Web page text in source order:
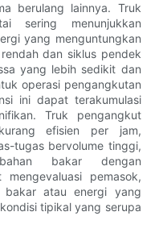
berulang lainnya. Truk
sering menunjukkan
yang menguntungkan
dan siklus pendek
yang lebih sedikit dan
operasi pengangkutan
ini dapat terakumulasi
Truk pengangkut
efisien per jam,
tugas bervolume tinggi,
bakar dengan
pemasok,
bakar atau energi yang
tipikal yang serupa